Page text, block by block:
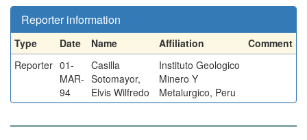
Reporter information
Type Date Name Affiliation
Comment
Reporter 01-
MAR-
94
Casilla
Sotomayor,
Elvis Wilfredo
Instituto Geologico
Minero Y
Metalurgico, Peru